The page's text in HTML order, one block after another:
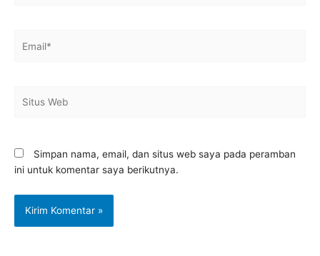
Web
Simpan nama, email, dan situs web saya pada peramban
ini untuk komentar saya berikutnya.